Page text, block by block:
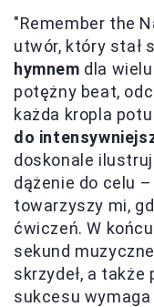
"Remember the
utwór, który stał
hymnem dla
potężny beat,
każda kropla
do
doskonale
dążenie do celu
towarzyszy mi,
ćwiczeń. W
sekund
skrzydeł, a
sukcesu